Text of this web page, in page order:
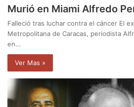
Murió en Miami Alfredo
Falleció tras luchar contra el cáncer El
Metropolitana de Caracas, periodista
en…
Ver Mas »